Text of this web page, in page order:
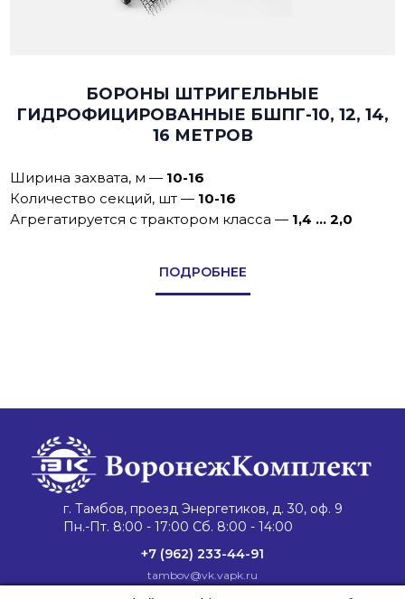
БОРОНЫ ШТРИГЕЛЬНЫЕ
ГИДРОФИЦИРОВАННЫЕ БШПГ-10, 12, 14,
16 МЕТРОВ
Ширина захвата, м— 10-16
Количество секций, шт— 10-16
Агрегатируется с трактором класса— 1,4 ... 2,0
ПОДРОБНЕЕ
г. Тамбов, проезд Энергетиков, д. 30, оф. 9
Пн.-Пт. 8:00 - 17:00 Сб. 8:00 - 14:00
+7 (962) 233-44-91
tambov@vk.vapk.ru